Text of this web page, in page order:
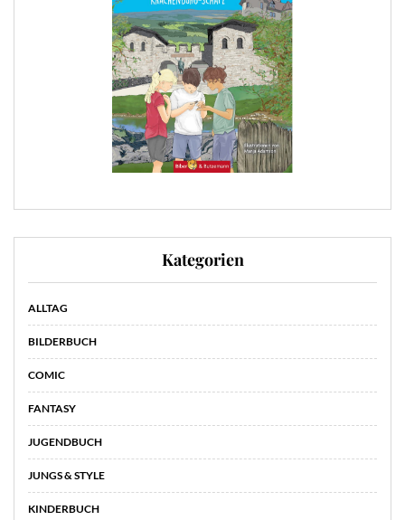
Kategorien
ALLTAG
BILDERBUCH
COMIC
FANTASY
JUGENDBUCH
JUNGS & STYLE
KINDERBUCH